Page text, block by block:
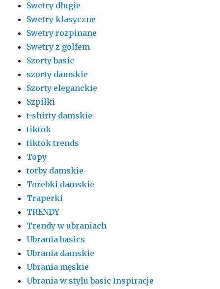
Swetry długie
Swetry klasyczne
Swetry rozpinane
Swetry z golfem
Szorty basic
szorty damskie
Szorty eleganckie
Szpilki
t-shirty damskie
tiktok
tiktok trends
Topy
torby damskie
Torebki damskie
Traperki
TRENDY
Trendy w ubraniach
Ubrania basics
Ubrania damskie
Ubrania męskie
Ubrania w stylu basic Inspiracje